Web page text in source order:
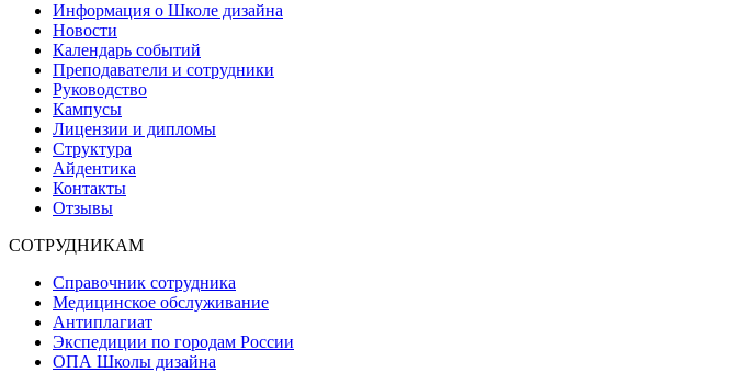
Информация о Школе дизайна
Новости
Календарь событий
Преподаватели и сотрудники
Руководство
Кампусы
Лицензии и дипломы
Структура
Айдентика
Контакты
Отзывы
СОТРУДНИКАМ
Справочник сотрудника
Медицинское обслуживание
Антиплагиат
Экспедиции по городам России
ОПА Школы дизайна